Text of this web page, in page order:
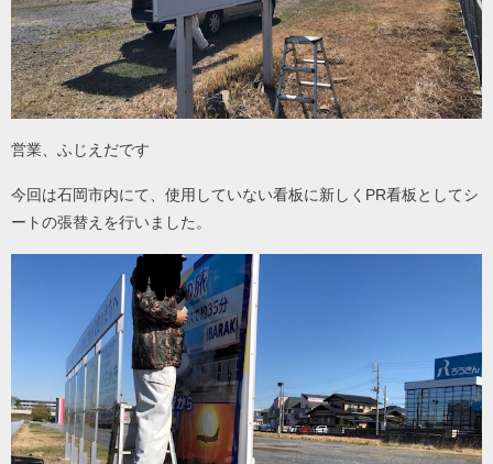
営業、ふじえだです
今回は石岡市内にて、使用していない看板に新しくPR看板としてシ
ートの張替えを行いました。